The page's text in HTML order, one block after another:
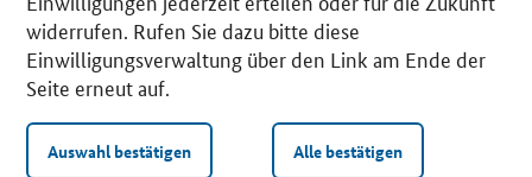
widerrufen. Rufen Sie dazu bitte diese
Einwilligungsverwaltung über den Link am Ende der
Seite erneut auf.
Auswahl bestätigen Alle bestätigen